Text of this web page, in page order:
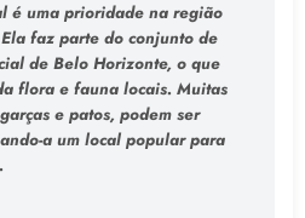
é uma prioridade na região
faz parte do conjunto de
de Belo Horizonte, o que
flora e fauna locais. Muitas
e patos, podem ser
a um local popular para